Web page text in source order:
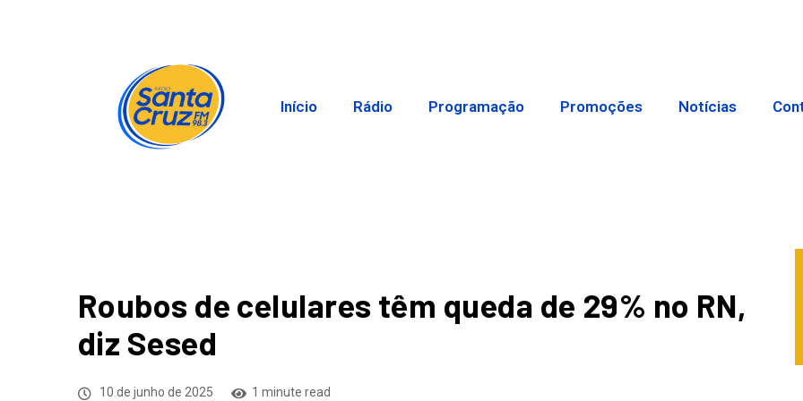
Início Rádio Programação Promoções Notícias
Roubos de celulares têm queda de 29% no RN,
diz Sesed
10 de junho de 2025 1 minute read